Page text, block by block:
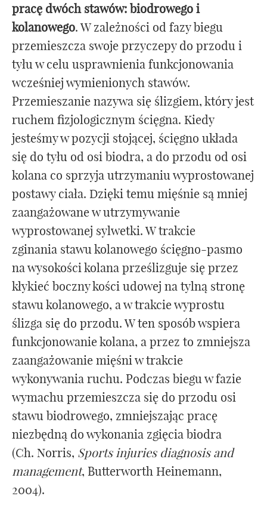
pracę dwóch stawów: biodrowego i
kolanowego. W zależności od fazy biegu
przemieszcza swoje przyczepy do przodu i
tyłu w celu usprawnienia funkcjonowania
wcześniej wymienionych stawów.
Przemieszanie nazywa się ślizgiem, który jest
ruchem fizjologicznym ścięgna. Kiedy
jesteśmy w pozycji stojącej, ścięgno układa
się do tyłu od osi biodra, a do przodu od osi
kolana co sprzyja utrzymaniu wyprostowanej
postawy ciała. Dzięki temu mięśnie są mniej
zaangażowane w utrzymywanie
wyprostowanej sylwetki. W trakcie
zginania stawu kolanowego ścięgno-pasmo
na wysokości kolana prześlizguje się przez
kłykieć boczny kości udowej na tylną stronę
stawu kolanowego, a w trakcie wyprostu
ślizga się do przodu. W ten sposób wspiera
funkcjonowanie kolana, a przez to zmniejsza
zaangażowanie mięśni w trakcie
wykonywania ruchu. Podczas biegu w fazie
wymachu przemieszcza się do przodu osi
stawu biodrowego, zmniejszając pracę
niezbędną do wykonania zgięcia biodra
(Ch. Norris, Sports injuries diagnosis and
management, Butterworth Heinemann,
2004).